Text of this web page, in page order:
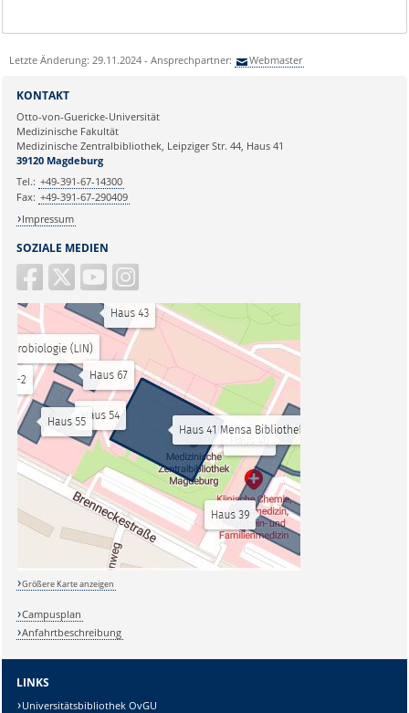
Letzte Änderung: 29.11.2024 - Ansprechpartner: Webmaster
SOZIALE MEDIEN
KONTAKT
Otto-von-Guericke-Universität
Medizinische Fakultät
Medizinische Zentralbibliothek, Leipziger Str. 44, Haus 41
39120 Magdeburg
Tel.: +49-391-67-14300
Fax: +49-391-67-290409
Impressum
Größere Karte anzeigen
Campusplan
Anfahrtbeschreibung
LINKS
Universitätsbibliothek OvGU